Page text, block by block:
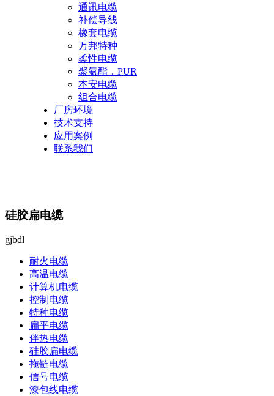
通讯电缆
补偿导线
橡套电缆
万邦特种
柔性电缆
聚氨酯，PUR
本安电缆
组合电缆
厂房环境
技术支持
应用案例
联系我们
硅胶扁电缆
gjbdl
耐火电缆
高温电缆
计算机电缆
控制电缆
特种电缆
扁平电缆
伴热电缆
硅胶扁电缆
拖链电缆
信号电缆
漆包线电缆